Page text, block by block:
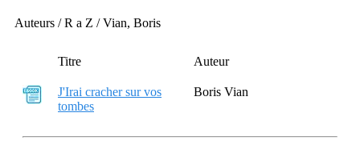
Auteurs / R a Z / Vian, Boris
Titre Auteur
J'Irai cracher sur vos
tombes
Boris Vian